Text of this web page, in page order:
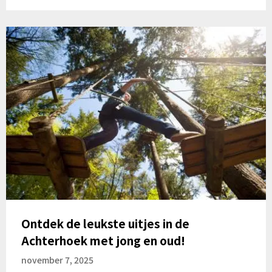
Ontdek de leukste uitjes in de
Achterhoek met jong en oud!
november 7, 2025